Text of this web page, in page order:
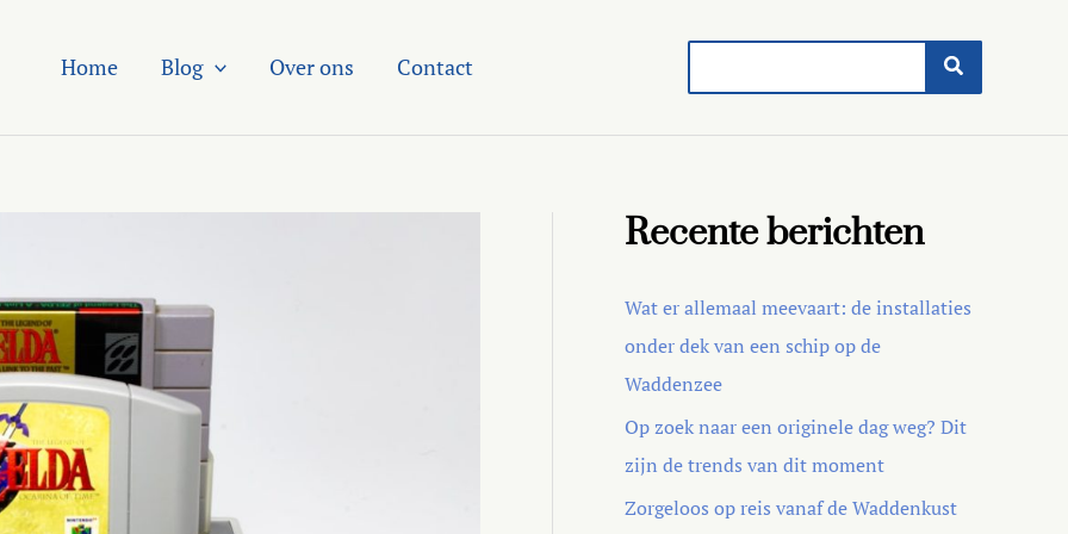
Home Blog Over ons Contact
Recente berichten
Wat er allemaal meevaart: de installaties
onder dek van een schip op de
Waddenzee
Op zoek naar een originele dag weg? Dit
zijn de trends van dit moment
Zorgeloos op reis vanaf de Waddenkust